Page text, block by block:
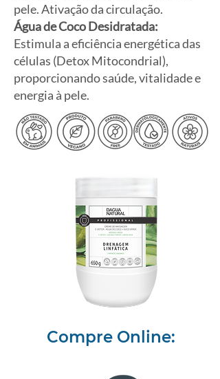
pele. Ativação da circulação.
Água de Coco Desidratada:
Estimula a eficiência energética das
células (Detox Mitocondrial),
proporcionando saúde, vitalidade e
energia à pele.
Compre Online: